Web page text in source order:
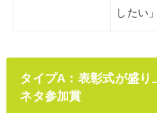
したい」
タイプA：表彰式が盛り
ネタ参加賞